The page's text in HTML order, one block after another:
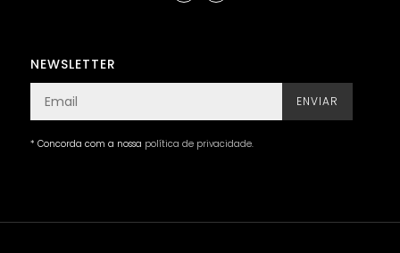
NEWSLETTER
ENVIAR
* Concorda com a nossa política de privacidade.